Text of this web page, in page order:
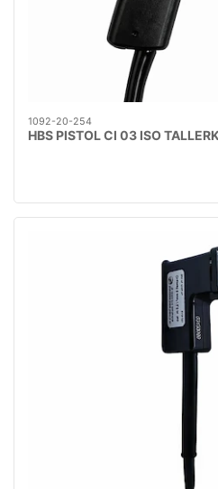
1092-20-254
HBS PISTOL CI 03 ISO